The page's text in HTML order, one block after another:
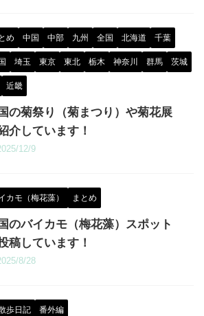
め 中国 中部 九州 全国 北海道 千葉
埼玉 東京 東北 栃木 神奈川 群馬 茨城
近畿
の菊祭り（菊まつり）や菊花展
介しています！
12/9
カモ（梅花藻） まとめ
のバイカモ（梅花藻）スポット
稿しています！
8/28
歩日記 番外編